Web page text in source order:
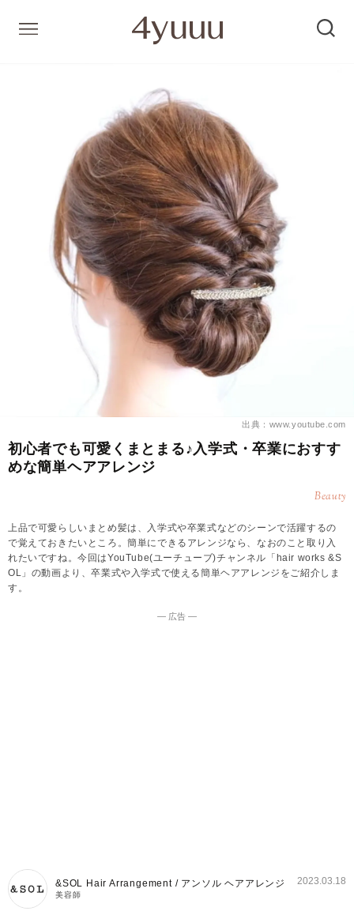
出典：www.youtube.com
初心者でも可愛くまとまる♪入学式・卒業におすす
めな簡単ヘアアレンジ
Beauty
上品で可愛らしいまとめ髪は、入学式や卒業式などのシーンで活躍するの
で覚えておきたいところ。簡単にできるアレンジなら、なおのこと取り入
れたいですね。今回はYouTube(ユーチューブ)チャンネル「hair works &S
OL」の動画より、卒業式や入学式で使える簡単ヘアアレンジをご紹介しま
す。
― 広告 ―
&SOL Hair Arrangement / アンソル ヘアアレンジ
美容師
2023.03.18